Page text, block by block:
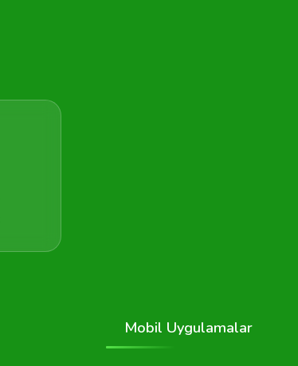
Mobil Uygulamalar